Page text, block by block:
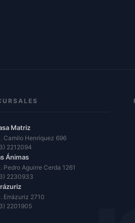
Matriz
Camilo Henríquez 696
2212094
Ánimas
Pedro Aguirre Cerda 1261
2230933
Errázuriz 2710
2201905